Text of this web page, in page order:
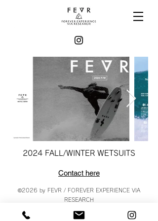
2024 FALL/WINTER WETSUITS
Contact here​
©2026 by FEVR / FOREVER EXPERIENCE VIA
RESEARCH
神奈川県横浜市青葉区みたけ台10-1 ドエルムラタA